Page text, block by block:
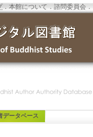
．本館について ．諮問委員会 ．
データベース